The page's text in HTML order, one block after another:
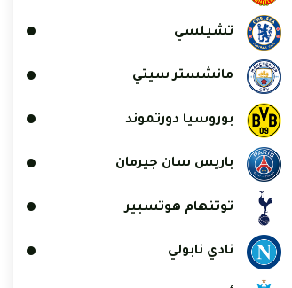
تشيلسي
مانشستر سيتي
بوروسيا دورتموند
باريس سان جيرمان
توتنهام هوتسبير
نادي نابولي